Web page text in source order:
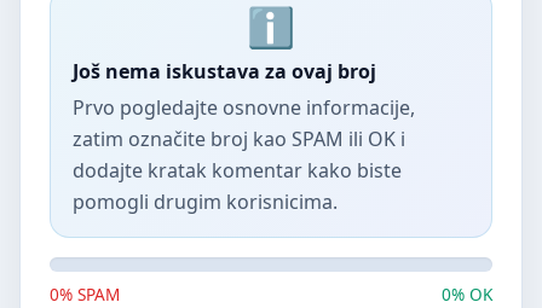
Još nema iskustava za ovaj broj
Prvo pogledajte osnovne informacije,
zatim označite broj kao SPAM ili OK i
dodajte kratak komentar kako biste
pomogli drugim korisnicima.
0% SPAM 0% OK